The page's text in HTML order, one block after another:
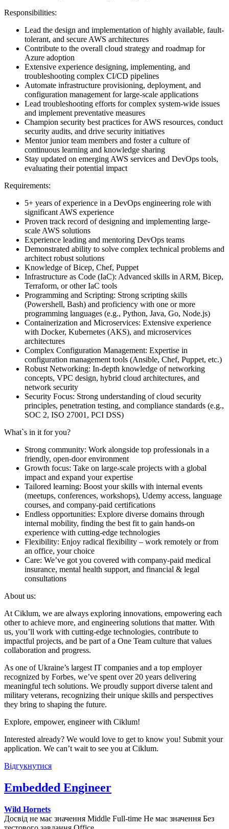
Responsibilities:
Lead the design and implementation of highly available, fault-
tolerant, and secure AWS architectures
Contribute to the overall cloud strategy and roadmap for
Azure adoption
Extensive experience designing, implementing, and
troubleshooting complex CI/CD pipelines
Automate infrastructure provisioning, deployment, and
configuration management for large-scale applications
Lead troubleshooting efforts for complex system-wide issues
and implement preventative measures
Champion security best practices for AWS resources, conduct
security audits, and drive security initiatives
Mentor junior team members and foster a culture of
continuous learning and knowledge sharing
Stay updated on emerging AWS services and DevOps tools,
evaluating their potential impact
Requirements:
5+ years of experience in a DevOps engineering role with
significant AWS experience
Proven track record of designing and implementing large-
scale AWS solutions
Experience leading and mentoring DevOps teams
Demonstrated ability to solve complex technical problems and
architect robust solutions
Knowledge of Bicep, Chef, Puppet
Infrastructure as Code (IaC): Advanced skills in ARM, Bicep,
Terraform, or other IaC tools
Programming and Scripting: Strong scripting skills
(Powershell, Bash) and proficiency with one or more
programming languages (e.g., Python, Java, Go, Node.js)
Containerization and Microservices: Extensive experience
with Docker, Kubernetes (AKS), and microservices
architectures
Complex Configuration Management: Expertise in
configuration management tools (Ansible, Chef, Puppet, etc.)
Robust Networking: In-depth knowledge of networking
concepts, VPC design, hybrid cloud architectures, and
network security
Security Focus: Strong understanding of cloud security
principles, penetration testing, and compliance standards (e.g.,
SOC 2, ISO 27001, PCI DSS)
What`s in it for you?
Strong community: Work alongside top professionals in a
friendly, open-door environment
Growth focus: Take on large-scale projects with a global
impact and expand your expertise
Tailored learning: Boost your skills with internal events
(meetups, conferences, workshops), Udemy access, language
courses, and company-paid certifications
Endless opportunities: Explore diverse domains through
internal mobility, finding the best fit to gain hands-on
experience with cutting-edge technologies
Flexibility: Enjoy radical flexibility – work remotely or from
an office, your choice
Care: We’ve got you covered with company-paid medical
insurance, mental health support, and financial & legal
consultations
About us:
At Ciklum, we are always exploring innovations, empowering each
other to achieve more, and engineering solutions that matter. With
us, you’ll work with cutting-edge technologies, contribute to
impactful projects, and be part of a One Team culture that values
collaboration and progress.
As one of Ukraine’s largest IT companies and a top employer
recognized by Forbes, we’ve spent over 20 years delivering
meaningful tech solutions. We proudly support diverse talent and
military veterans, recognizing their unique skills and perspectives
they bring to shaping the future.
Explore, empower, engineer with Ciklum!
Interested already? We would love to get to know you! Submit your
application. We can’t wait to see you at Ciklum.
Відгукнутися
Embedded Engineer
Wild Hornets
Досвід не має значення Middle Full-time Не має значення Без